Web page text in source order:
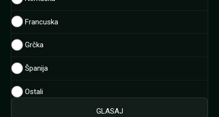
Francuska
Grčka
Španija
Ostali